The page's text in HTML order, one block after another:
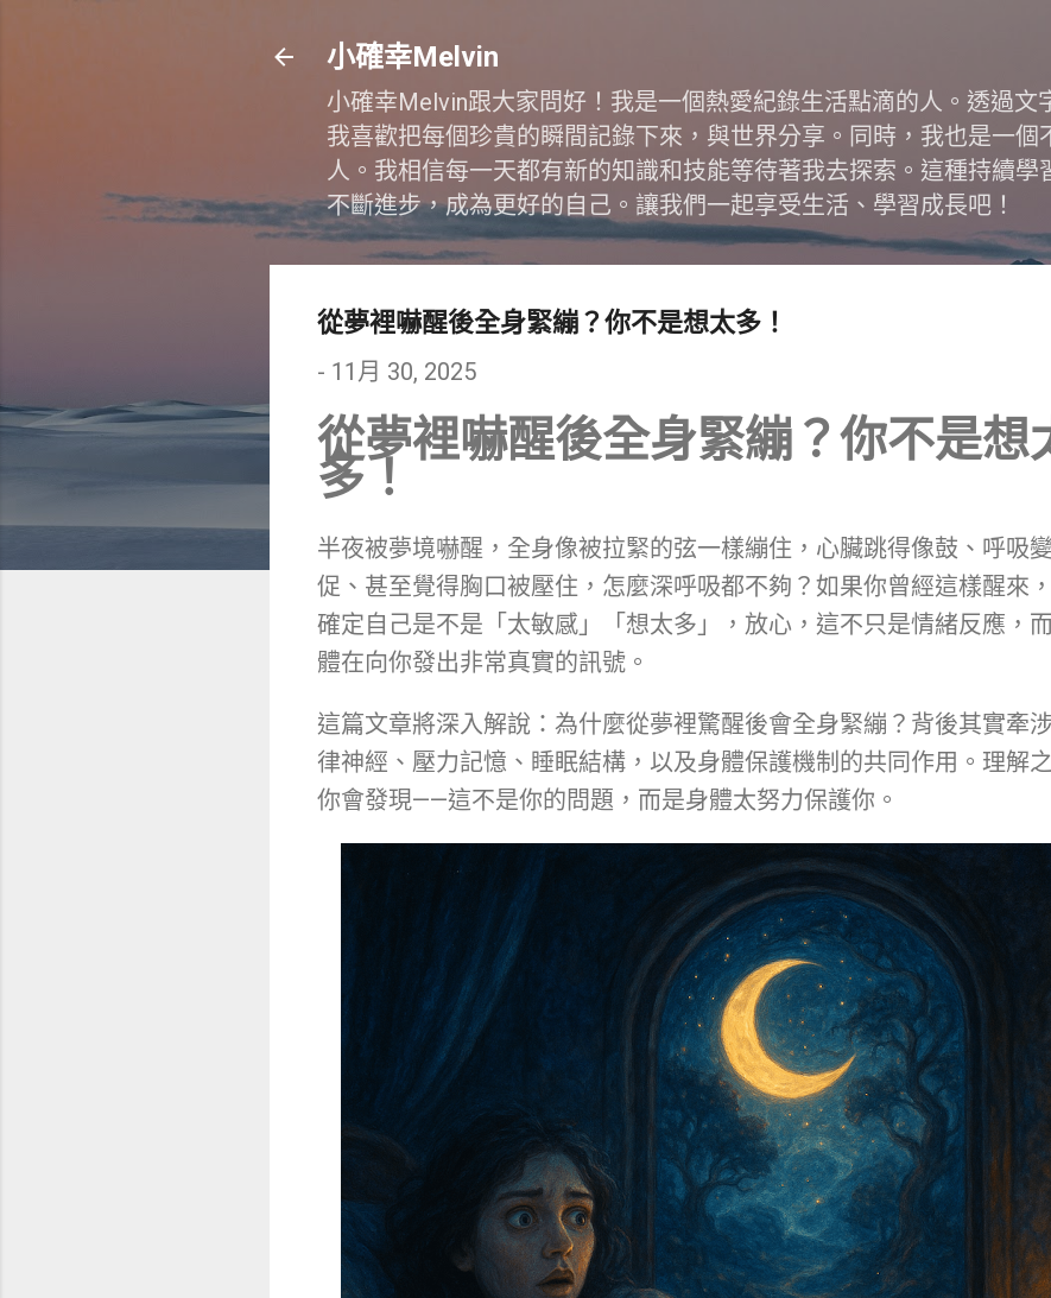
小確幸Melvin
小確幸Melvin跟大家問好！我是一個熱愛紀錄生活點滴的人。透過文
我喜歡把每個珍貴的瞬間記錄下來，與世界分享。同時，我也是一個
人。我相信每一天都有新的知識和技能等待著我去探索。這種持續學
不斷進步，成為更好的自己。讓我們一起享受生活、學習成長吧！
從夢裡嚇醒後全身緊繃？你不是想太多！
- 11月 30, 2025
從夢裡嚇醒後全身緊繃？你不是想
多！
半夜被夢境嚇醒，全身像被拉緊的弦一樣繃住，心臟跳得像鼓、呼吸
促、甚至覺得胸口被壓住，怎麼深呼吸都不夠？如果你曾經這樣醒來
確定自己是不是「太敏感」「想太多」，放心，這不只是情緒反應，
體在向你發出非常真實的訊號。
這篇文章將深入解說：為什麼從夢裡驚醒後會全身緊繃？背後其實牽
律神經、壓力記憶、睡眠結構，以及身體保護機制的共同作用。理解之
你會發現——這不是你的問題，而是身體太努力保護你。